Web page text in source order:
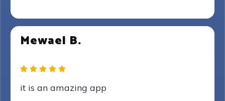
Mewael B.
it is an amazing app